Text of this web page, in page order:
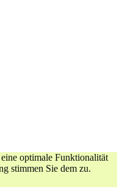
optimale Funktionalität
stimmen Sie dem zu.